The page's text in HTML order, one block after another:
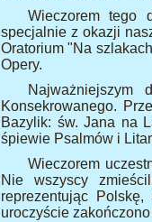
Wieczorem tego
specjalnie z okazji
Oratorium "Na
Opery.
Najważniejszym
Konsekrowanego.
Bazylik: św. Jana na
śpiewie Psalmów i
Wieczorem
Nie wszyscy
reprezentując
uroczyście